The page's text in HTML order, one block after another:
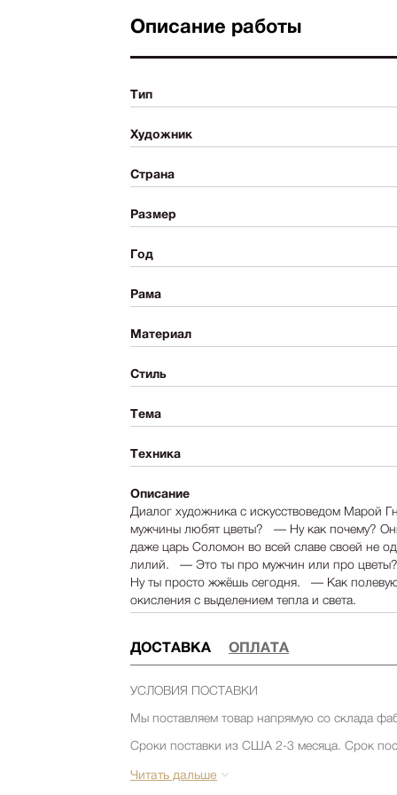
Описание работы
Тип
Художник
Страна
Размер
Год
Рама
Материал
Стиль
Тема
Техника
Описание
Диалог художника с искусствоведом Марой
мужчины любят цветы? — Ну как почему?
даже царь Соломон во всей славе своей не
лилий. — Это ты про мужчин или про
Ну ты просто жжёшь сегодня. — Как
окисления с выделением тепла и света.
ДОСТАВКА ОПЛАТА
УСЛОВИЯ ПОСТАВКИ
Мы поставляем товар напрямую со склада
Сроки поставки из США 2-3 месяца. Срок
компании Релофт. (запросить срок)
Читать дальше